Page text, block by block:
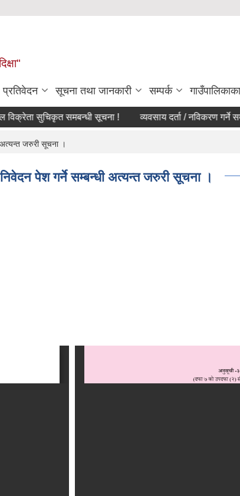
प्रतिवेदन सूचना तथा जानकारी सम्पर्क
सुचिकृत समबन्धी सूचना ! व्यवसाय दर्ता / नविकरण गर्ने
अत्यन्त जरुरी सूचना ।
पेश गर्ने सम्बन्धी अत्यन्त जरुरी सूचना ।